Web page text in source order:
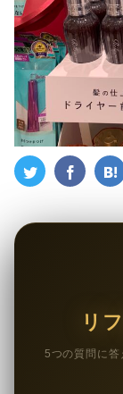
リ
5つの質問に答